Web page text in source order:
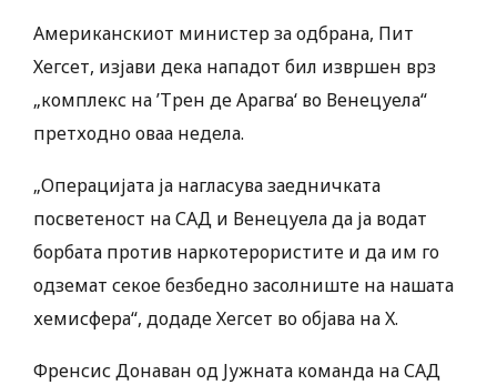
Американскиот министер за одбрана, Пит
Хегсет, изјави дека нападот бил извршен врз
„комплекс на ’Трен де Арагва‘ во Венецуела“
претходно оваа недела.
„Операцијата ја нагласува заедничката
посветеност на САД и Венецуела да ја водат
борбата против наркотерористите и да им го
одземат секое безбедно засолниште на нашата
хемисфера“, додаде Хегсет во објава на X.
Френсис Донаван од Јужната команда на САД